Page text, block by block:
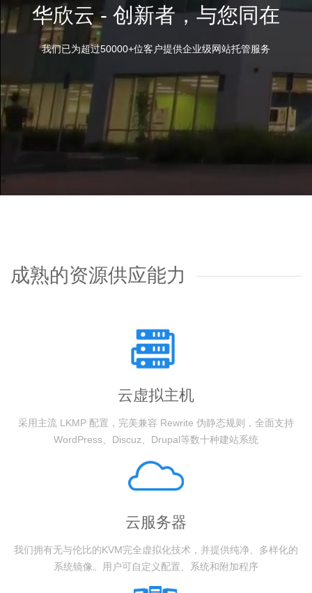
华欣云 - 创新者，与您同在
我们已为超过50000+位客户提供企业级网站托管服务
成熟的资源供应能力
云虚拟主机
采用主流 LKMP 配置，完美兼容 Rewrite 伪静态规则，全面支持
WordPress、Discuz、Drupal等数十种建站系统
云服务器
我们拥有无与伦比的KVM完全虚拟化技术，并提供纯净、多样化的
系统镜像。用户可自定义配置、系统和附加程序